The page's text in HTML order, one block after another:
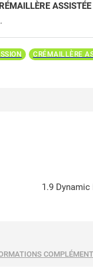
ASSISTÉE
.
CRÉMAILLÈRE
1.9